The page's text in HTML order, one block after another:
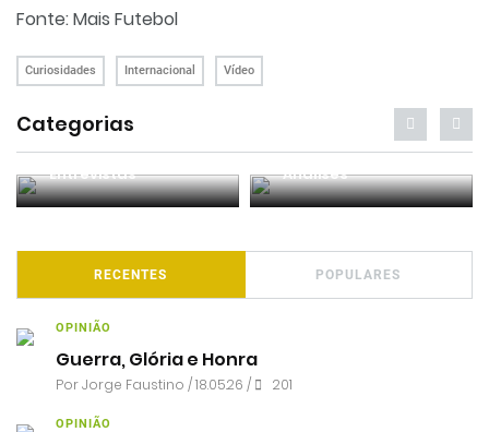
Fonte: Mais Futebol
Curiosidades Internacional Vídeo
Categorias
Entrevistas Análises
RECENTES POPULARES
OPINIÃO
Guerra, Glória e Honra
PorJorge Faustino / 18.05.26 / 201
OPINIÃO